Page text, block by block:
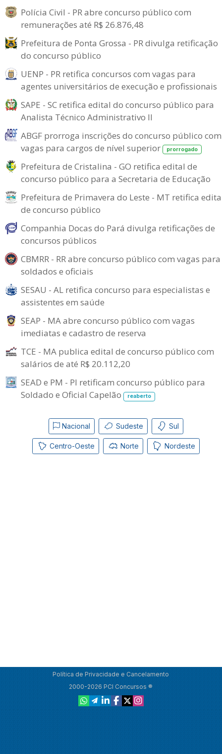
Polícia Civil - PR abre concurso público com
remunerações até R$ 26.876,48
Prefeitura de Ponta Grossa - PR divulga retificação
do concurso público
UENP - PR retifica concursos com vagas para
agentes universitários de execução e profissionais
SAPE - SC retifica edital do concurso público para
Analista Técnico Administrativo II
ABGF prorroga inscrições do concurso público com
vagas para cargos de nível superior
prorrogado
Prefeitura de Cristalina - GO retifica edital de
concurso público para a Secretaria de Educação
Prefeitura de Primavera do Leste - MT retifica
de concurso público
Companhia Docas do Pará divulga retificações de
concursos públicos
CBMRR - RR abre concurso público com vagas para
soldados e oficiais
SESAU - AL retifica concurso para especialistas e
assistentes em saúde
SEAP - MA abre concurso público com vagas
imediatas e cadastro de reserva
TCE - MA publica edital de concurso público com
salários de até R$ 20.112,20
SEAD e PM - PI retificam concurso público para
Soldado e Oficial Capelão
reaberto
Nacional Sudeste Sul
Centro-Oeste Norte Nordeste
Política de Privacidade e Cancelamento
2000-2026 PCI Concursos ®